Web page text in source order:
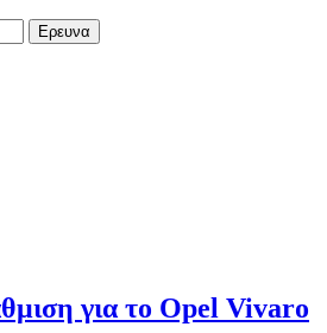
για το Opel Vivaro